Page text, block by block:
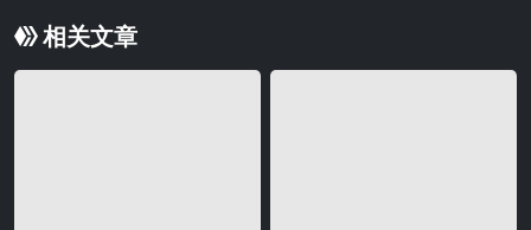
相关文章